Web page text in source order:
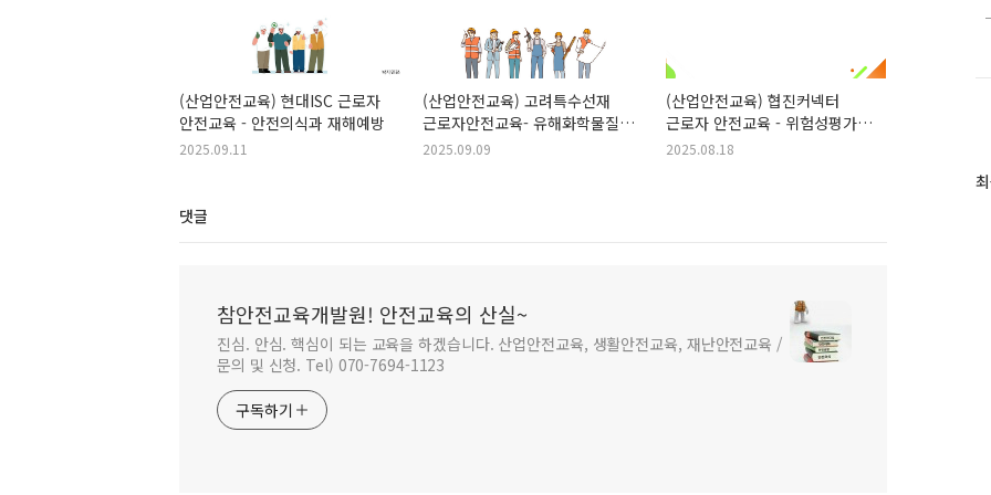
(산업안전교육) 현대ISC 근로자
안전교육 - 안전의식과 재해예방
2025.09.11
(산업안전교육) 고려특수선재
근로자안전교육- 유해화학물질과
MSDS
2025.09.09
(산업안전교육) 협진커넥터
근로자 안전교육 - 위험성평가
이해 적용
2025.08.18
댓글
참안전교육개발원! 안전교육의 산실~
진심. 안심. 핵심이 되는 교육을 하겠습니다. 산업안전교육, 생활안전교육, 재난안전교육 /
문의 및 신청. Tel) 070-7694-1123
구독하기